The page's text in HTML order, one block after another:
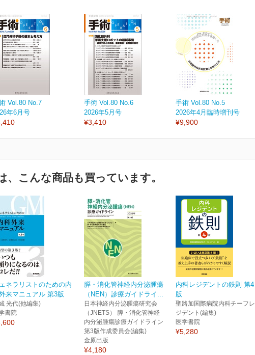
Vol.80 No.7
年6月号
手術 Vol.80 No.6
2026年5月号
¥3,410
手術 Vol.80 No.5
2026年4月臨時増刊号
¥9,900
、こんな商品も買っています。
ネラリストのための内
来マニュアル 第3版
光代(他編集)
書院
膵・消化管神経内分泌腫瘍
（NEN）診療ガイドライ...
日本神経内分泌腫瘍研究会
（JNETS） 膵・消化管神経
内分泌腫瘍診療ガイドライン
第3版作成委員会(編集)
金原出版
¥4,180
内科レジデントの鉄則 第4
版
聖路加国際病院内科チーフレ
ジデント(編集)
医学書院
¥5,280